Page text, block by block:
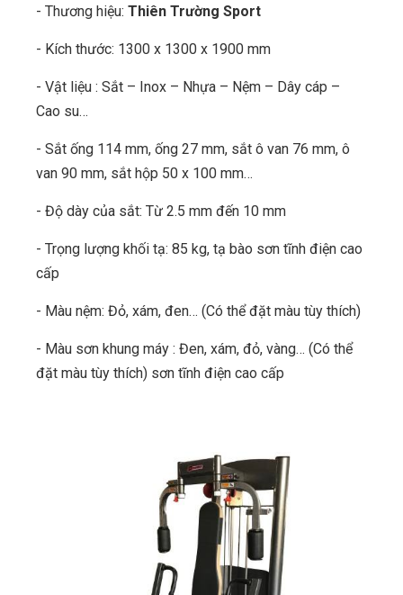
- Thương hiệu: Thiên Trường Sport
- Kích thước: 1300 x 1300 x 1900 mm
- Vật liệu : Sắt – Inox – Nhựa – Nệm – Dây cáp –
Cao su…
- Sắt ống 114 mm, ống 27 mm, sắt ô van 76 mm, ô
van 90 mm, sắt hộp 50 x 100 mm…
- Độ dày của sắt: Từ 2.5 mm đến 10 mm
- Trọng lượng khối tạ: 85 kg, tạ bào sơn tĩnh điện cao
cấp
- Màu nệm: Đỏ, xám, đen… (Có thể đặt màu tùy thích)
- Màu sơn khung máy : Đen, xám, đỏ, vàng… (Có thể
đặt màu tùy thích) sơn tĩnh điện cao cấp